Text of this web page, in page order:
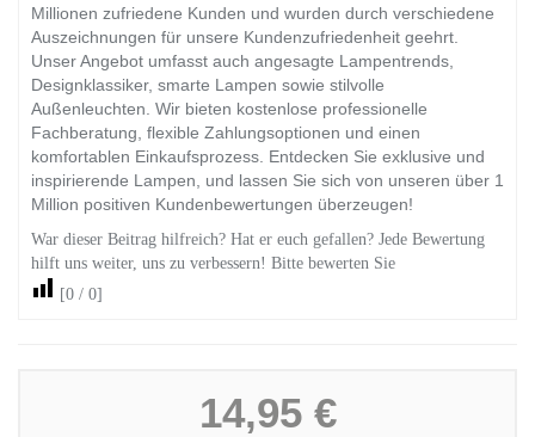
Millionen zufriedene Kunden und wurden durch verschiedene
Auszeichnungen für unsere Kundenzufriedenheit geehrt.
Unser Angebot umfasst auch angesagte Lampentrends,
Designklassiker, smarte Lampen sowie stilvolle
Außenleuchten. Wir bieten kostenlose professionelle
Fachberatung, flexible Zahlungsoptionen und einen
komfortablen Einkaufsprozess. Entdecken Sie exklusive und
inspirierende Lampen, und lassen Sie sich von unseren über 1
Million positiven Kundenbewertungen überzeugen!
War dieser Beitrag hilfreich? Hat er euch gefallen? Jede Bewertung
hilft uns weiter, uns zu verbessern! Bitte bewerten Sie
[0 / 0]
14,95 €